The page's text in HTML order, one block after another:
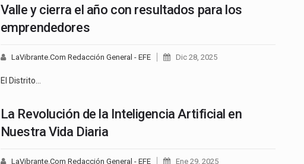
Valle y cierra el año con resultados para los
emprendedores
LaVibrante.Com Redacción General - EFE Dic 28, 2025
El Distrito…
La Revolución de la Inteligencia Artificial en
Nuestra Vida Diaria
LaVibrante.Com Redacción General - EFE Ene 29, 2025